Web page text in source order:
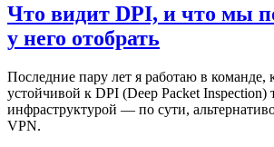
Что видит DPI, и что мы
у него отобрать
Последние пару лет я работаю в команде,
устойчивой к DPI (Deep Packet Inspection)
инфраструктурой — по сути,
VPN.